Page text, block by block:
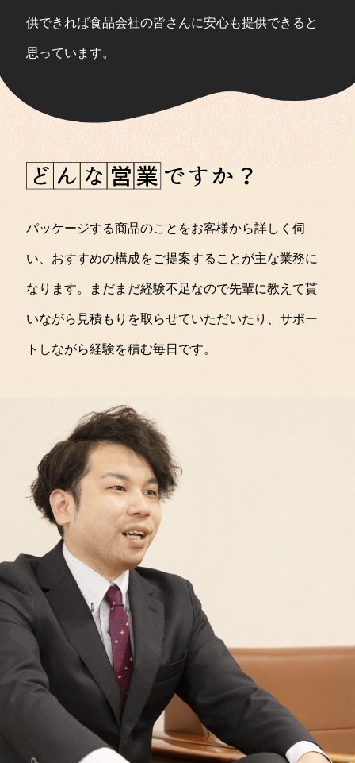
供できれば食品会社の皆さんに安心も提供できると
思っています。
パッケージする商品のことをお客様から詳しく伺
い、おすすめの構成をご提案することが主な業務に
なります。まだまだ経験不足なので先輩に教えて貰
いながら見積もりを取らせていただいたり、サポー
トしながら経験を積む毎日です。